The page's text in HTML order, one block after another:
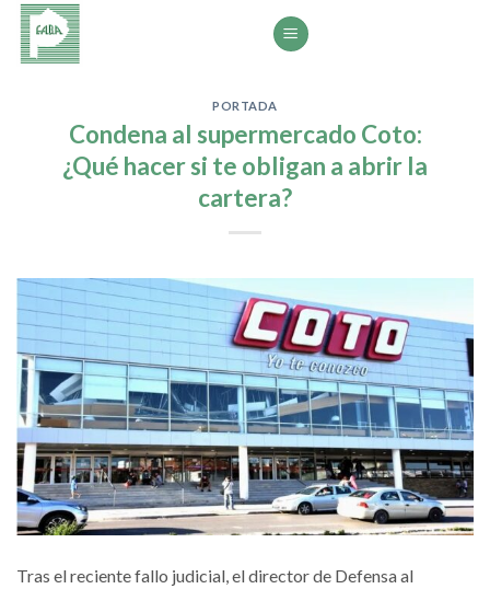
Saltar
contenido
PORTADA
Condena al supermercado Coto:
¿Qué hacer si te obligan a abrir la
cartera?
Tras el reciente fallo judicial, el director de Defensa al